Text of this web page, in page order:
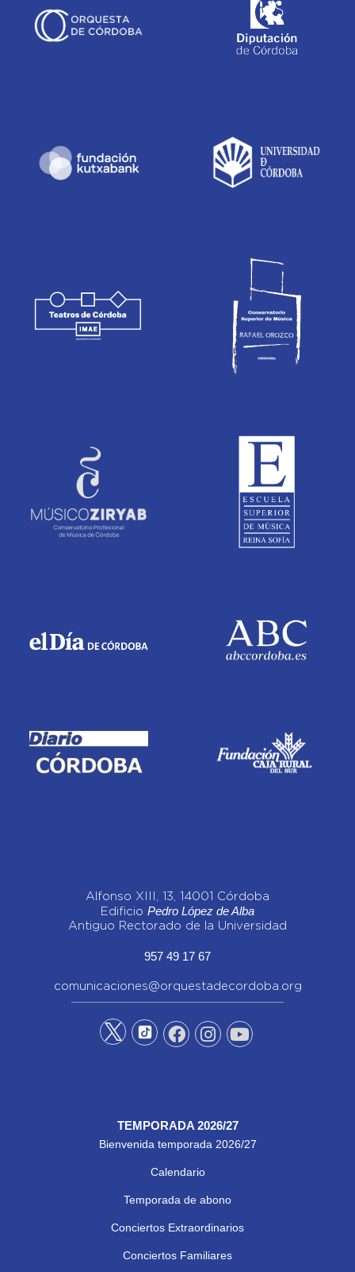
Alfonso XIII, 13, 14001 Córdoba
Edificio Pedro López de Alba
Antiguo Rectorado de la Universidad
957 49 17 67
comunicaciones@orquestadecordoba.org
TEMPORADA 2026/27
Bienvenida temporada 2026/27
Calendario
Temporada de abono
Conciertos Extraordinarios
Conciertos Familiares